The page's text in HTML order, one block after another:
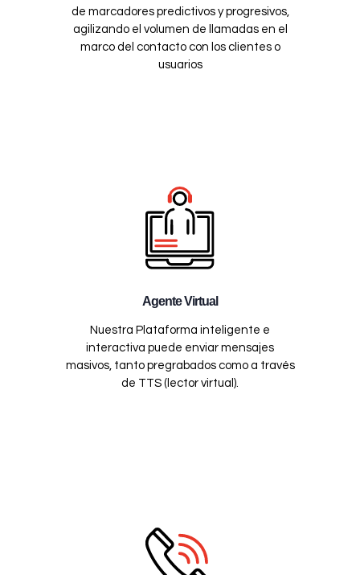
de marcadores predictivos y progresivos,
agilizando el volumen de llamadas en el
marco del contacto con los clientes o
usuarios
Agente Virtual
Nuestra Plataforma inteligente e
interactiva puede enviar mensajes
masivos, tanto pregrabados como a través
de TTS (lector virtual).